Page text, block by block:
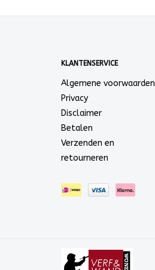
KLANTENSERVICE
Algemene voorwaarden
Privacy
Disclaimer
Betalen
Verzenden en
retourneren